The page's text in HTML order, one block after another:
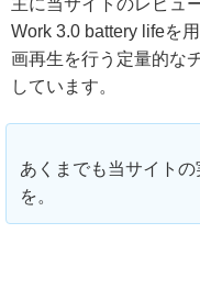
Work 3.0 battery lifeを
画再生を行う定量的な
しています。
あくまでも当サイト
を。